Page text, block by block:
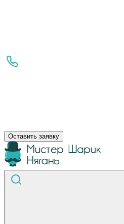
Оставить заявку